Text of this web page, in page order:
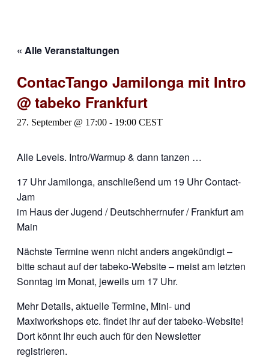
« Alle Veranstaltungen
ContacTango Jamilonga mit Intro
@ tabeko Frankfurt
27. September @ 17:00 - 19:00 CEST
Alle Levels. Intro/Warmup & dann tanzen …
17 Uhr Jamilonga, anschließend um 19 Uhr Contact-
Jam
im Haus der Jugend / Deutschherrnufer / Frankfurt am
Main
Nächste Termine wenn nicht anders angekündigt –
bitte schaut auf der tabeko-Website – meist am letzten
Sonntag im Monat, jeweils um 17 Uhr.
Mehr Details, aktuelle Termine, Mini- und
Maxiworkshops etc. findet ihr auf der tabeko-Website!
Dort könnt Ihr euch auch für den Newsletter
registrieren.